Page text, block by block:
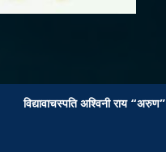
विद्यावाचस्पति अश्विनी राय “अरुण”